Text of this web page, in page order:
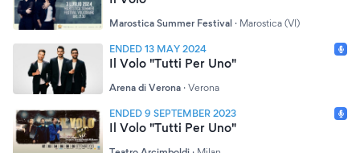
Marostica Summer Festival · Marostica (VI)
ENDED 13 MAY 2024
Il Volo "Tutti Per Uno"
Arena di Verona · Verona
ENDED 9 SEPTEMBER 2023
Il Volo "Tutti Per Uno"